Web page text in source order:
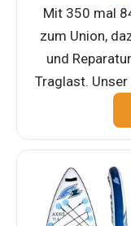
Mit 350 mal
zum Union,
und
Traglast.